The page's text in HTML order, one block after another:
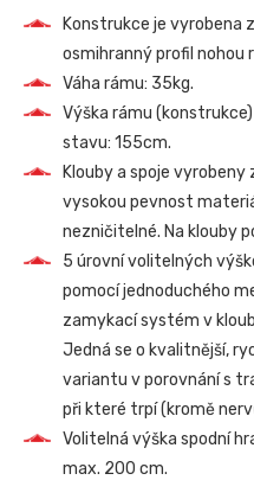
Konstrukce je vyrobena
osmihranný profil nohou
Váha rámu: 35kg.
Výška rámu
stavu: 155cm.
Klouby a spoje vyrobeny
vysokou pevnost
nezničitelné. Na klouby
5 úrovní volitelných
pomocí jednoduchého
zamykací systém v
Jedná se o kvalitnější,
variantu v porovnání s
při které trpí (kromě
Volitelná výška spodní
max. 200 cm.